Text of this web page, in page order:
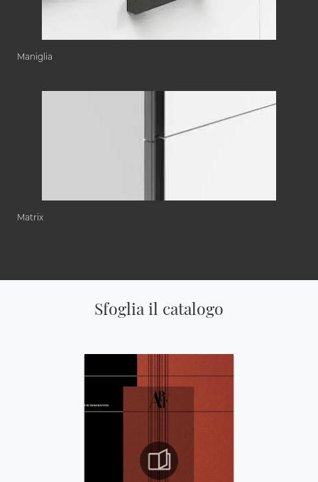
Maniglia
Matrix
Sfoglia il catalogo